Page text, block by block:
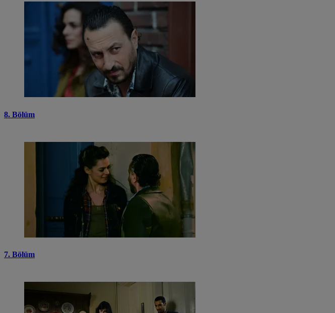
8. Bölüm
7. Bölüm